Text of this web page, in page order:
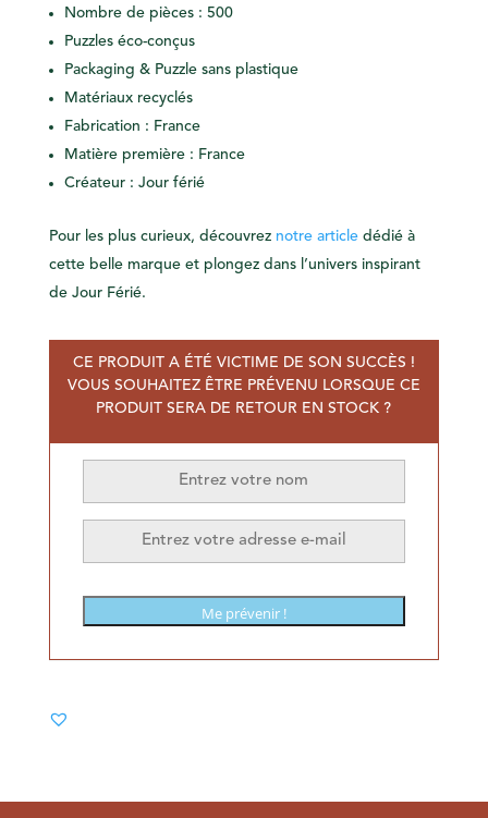
Nombre de pièces : 500
Puzzles éco-conçus
Packaging & Puzzle sans plastique
Matériaux recyclés
Fabrication : France
Matière première : France
Créateur : Jour férié
Pour les plus curieux, découvrez notre articledédié à
cette belle marque et plongez dans l’univers inspirant
de Jour Férié.
CE PRODUIT A ÉTÉ VICTIME DE SON SUCCÈS !
VOUS SOUHAITEZ ÊTRE PRÉVENU LORSQUE CE
PRODUIT SERA DE RETOUR EN STOCK ?
Me prévenir !